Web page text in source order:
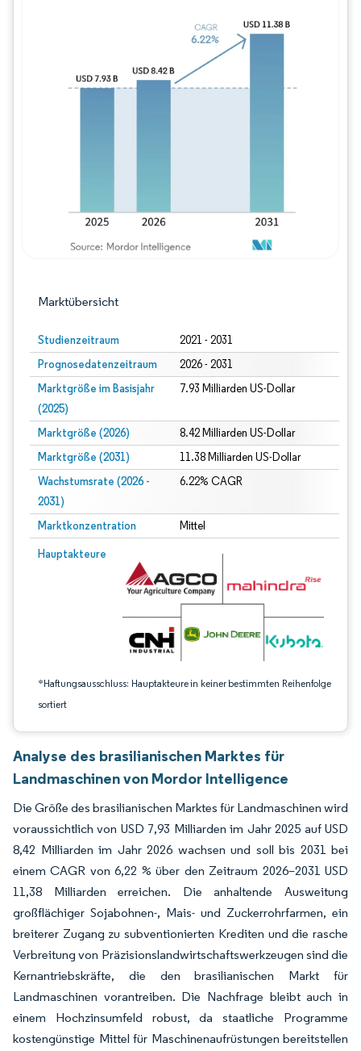
Marktübersicht
Studienzeitraum 2021 - 2031
Prognosedatenzeitraum 2026 - 2031
Marktgröße im Basisjahr
(2025)
7.93 Milliarden US-Dollar
Marktgröße (2026) 8.42 Milliarden US-Dollar
Marktgröße (2031) 11.38 Milliarden US-Dollar
Wachstumsrate (2026 -
2031)
6.22% CAGR
Marktkonzentration Mittel
Hauptakteure
*Haftungsausschluss: Hauptakteure in keiner bestimmten Reihenfolge
sortiert
Bild © Mordor Intelligence. Wiederverwendung erfordert Namensnennung
Analyse des brasilianischen Marktes für
Landmaschinen von Mordor Intelligence
Die Größe des brasilianischen Marktes für Landmaschinen wird
voraussichtlich von USD 7,93 Milliarden im Jahr 2025 auf USD
8,42 Milliarden im Jahr 2026 wachsen und soll bis 2031 bei
einem CAGR von 6,22 % über den Zeitraum 2026–2031 USD
11,38 Milliarden erreichen. Die anhaltende Ausweitung
großflächiger Sojabohnen-, Mais- und Zuckerrohrfarmen, ein
breiterer Zugang zu subventionierten Krediten und die rasche
Verbreitung von Präzisionslandwirtschaftswerkzeugen sind die
Kernantriebskräfte, die den brasilianischen Markt für
Landmaschinen vorantreiben. Die Nachfrage bleibt auch in
einem Hochzinsumfeld robust, da staatliche Programme
kostengünstige Mittel für Maschinenaufrüstungen bereitstellen